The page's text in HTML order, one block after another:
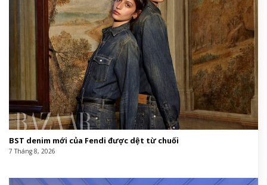
BST denim mới của Fendi được dệt từ chuối
7 Tháng 8, 2026